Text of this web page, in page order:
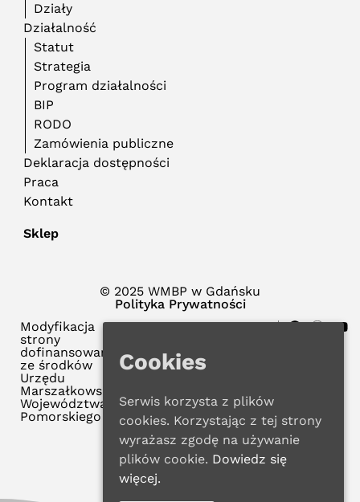
Działy
Działalność
Statut
Strategia
Program działalności
BIP
RODO
Zamówienia publiczne
Deklaracja dostępności
Praca
Kontakt
Sklep
© 2025 WMBP w Gdańsku
Polityka Prywatności
Modyfikacja
strony
dofinansowana
ze środków
Urzędu
Marszałkowskiego
Województwa
Pomorskiego
Cookies
Serwis korzysta z plików
cookies. Korzystając z tej strony
wyrażasz zgodę na używanie
plików cookie. Dowiedz się
więcej.